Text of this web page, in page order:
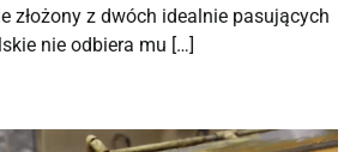
złożony z dwóch idealnie pasujących
nie odbiera mu […]